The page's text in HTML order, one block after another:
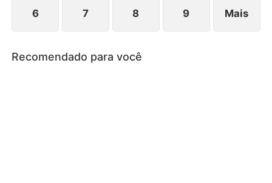
6 7 8 9 Mais
Recomendado para você